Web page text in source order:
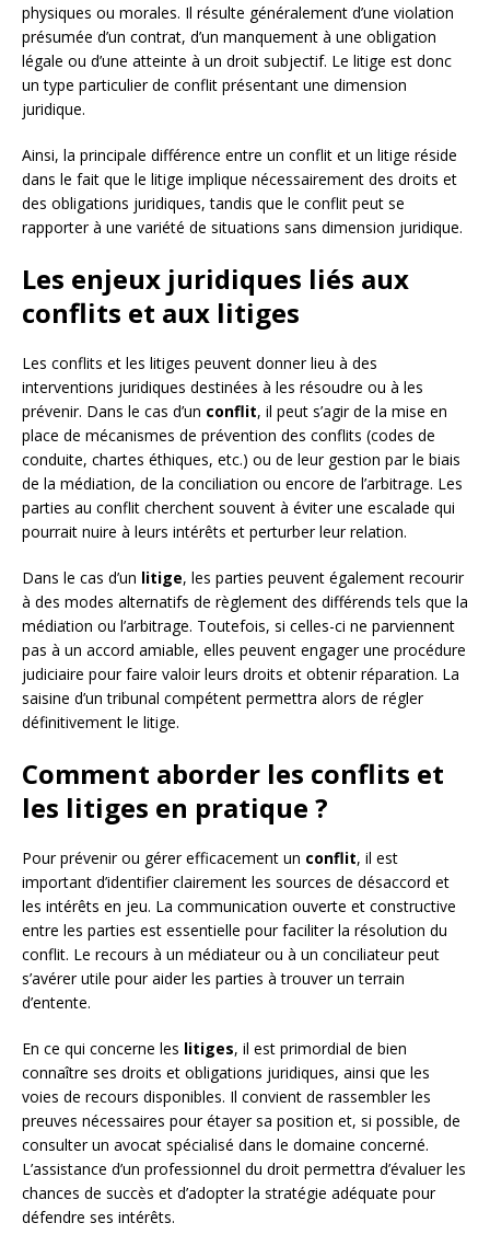
physiques ou morales. Il résulte généralement d’une violation
présumée d’un contrat, d’un manquement à une obligation
légale ou d’une atteinte à un droit subjectif. Le litige est donc
un type particulier de conflit présentant une dimension
juridique.
Ainsi, la principale différence entre un conflit et un litige réside
dans le fait que le litige implique nécessairement des droits et
des obligations juridiques, tandis que le conflit peut se
rapporter à une variété de situations sans dimension juridique.
Les enjeux juridiques liés aux
conflits et aux litiges
Les conflits et les litiges peuvent donner lieu à des
interventions juridiques destinées à les résoudre ou à les
prévenir. Dans le cas d’un conflit, il peut s’agir de la mise en
place de mécanismes de prévention des conflits (codes de
conduite, chartes éthiques, etc.) ou de leur gestion par le biais
de la médiation, de la conciliation ou encore de l’arbitrage. Les
parties au conflit cherchent souvent à éviter une escalade qui
pourrait nuire à leurs intérêts et perturber leur relation.
Dans le cas d’un litige, les parties peuvent également recourir
à des modes alternatifs de règlement des différends tels que la
médiation ou l’arbitrage. Toutefois, si celles-ci ne parviennent
pas à un accord amiable, elles peuvent engager une procédure
judiciaire pour faire valoir leurs droits et obtenir réparation. La
saisine d’un tribunal compétent permettra alors de régler
définitivement le litige.
Comment aborder les conflits et
les litiges en pratique ?
Pour prévenir ou gérer efficacement un conflit, il est
important d’identifier clairement les sources de désaccord et
les intérêts en jeu. La communication ouverte et constructive
entre les parties est essentielle pour faciliter la résolution du
conflit. Le recours à un médiateur ou à un conciliateur peut
s’avérer utile pour aider les parties à trouver un terrain
d’entente.
En ce qui concerne les litiges, il est primordial de bien
connaître ses droits et obligations juridiques, ainsi que les
voies de recours disponibles. Il convient de rassembler les
preuves nécessaires pour étayer sa position et, si possible, de
consulter un avocat spécialisé dans le domaine concerné.
L’assistance d’un professionnel du droit permettra d’évaluer les
chances de succès et d’adopter la stratégie adéquate pour
défendre ses intérêts.